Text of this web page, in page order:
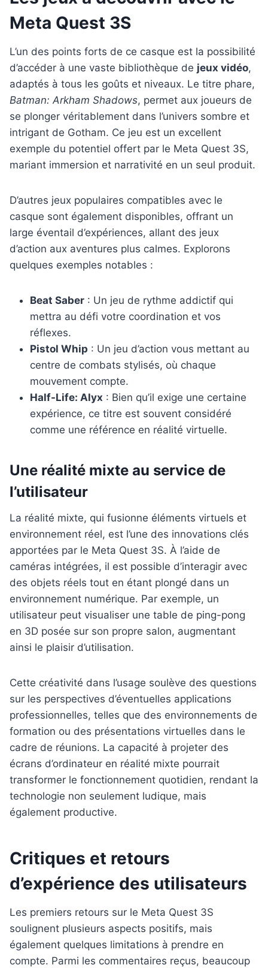
Meta Quest 3S
L’un des points forts de ce casque est la possibilité
d’accéder à une vaste bibliothèque de jeux vidéo,
adaptés à tous les goûts et niveaux. Le titre phare,
Batman: Arkham Shadows, permet aux joueurs de
se plonger véritablement dans l’univers sombre et
intrigant de Gotham. Ce jeu est un excellent
exemple du potentiel offert par le Meta Quest 3S,
mariant immersion et narrativité en un seul produit.
D’autres jeux populaires compatibles avec le
casque sont également disponibles, offrant un
large éventail d’expériences, allant des jeux
d’action aux aventures plus calmes. Explorons
quelques exemples notables :
Beat Saber : Un jeu de rythme addictif qui
mettra au défi votre coordination et vos
réflexes.
Pistol Whip : Un jeu d’action vous mettant au
centre de combats stylisés, où chaque
mouvement compte.
Half-Life: Alyx : Bien qu’il exige une certaine
expérience, ce titre est souvent considéré
comme une référence en réalité virtuelle.
Une réalité mixte au service de
l’utilisateur
La réalité mixte, qui fusionne éléments virtuels et
environnement réel, est l’une des innovations clés
apportées par le Meta Quest 3S. À l’aide de
caméras intégrées, il est possible d’interagir avec
des objets réels tout en étant plongé dans un
environnement numérique. Par exemple, un
utilisateur peut visualiser une table de ping-pong
en 3D posée sur son propre salon, augmentant
ainsi le plaisir d’utilisation.
Cette créativité dans l’usage soulève des questions
sur les perspectives d’éventuelles applications
professionnelles, telles que des environnements de
formation ou des présentations virtuelles dans le
cadre de réunions. La capacité à projeter des
écrans d’ordinateur en réalité mixte pourrait
transformer le fonctionnement quotidien, rendant la
technologie non seulement ludique, mais
également productive.
Critiques et retours
d’expérience des utilisateurs
Les premiers retours sur le Meta Quest 3S
soulignent plusieurs aspects positifs, mais
également quelques limitations à prendre en
compte. Parmi les commentaires reçus, beaucoup